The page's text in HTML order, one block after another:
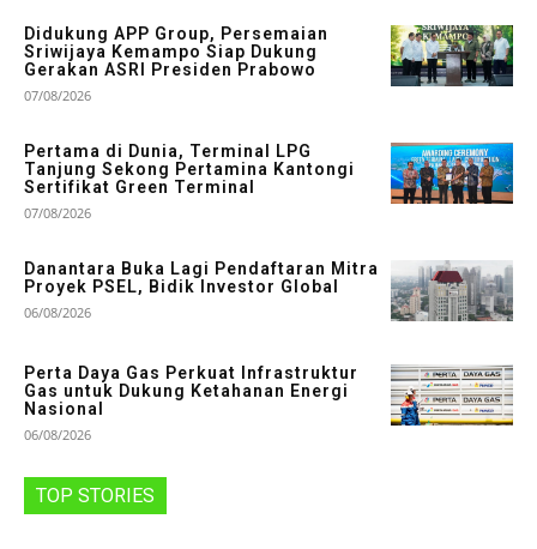
Didukung APP Group, Persemaian
Sriwijaya Kemampo Siap Dukung
Gerakan ASRI Presiden Prabowo
07/08/2026
Pertama di Dunia, Terminal LPG
Tanjung Sekong Pertamina Kantongi
Sertifikat Green Terminal
07/08/2026
Danantara Buka Lagi Pendaftaran Mitra
Proyek PSEL, Bidik Investor Global
06/08/2026
Perta Daya Gas Perkuat Infrastruktur
Gas untuk Dukung Ketahanan Energi
Nasional
06/08/2026
TOP STORIES